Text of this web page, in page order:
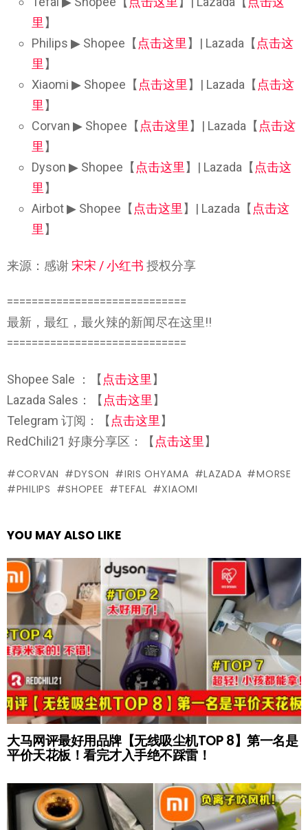
里 】
Philips ▶ Shopee【 点击这里 】| Lazada【 点击这
里 】
Xiaomi ▶ Shopee【 点击这里 】| Lazada【 点击这
里 】
Corvan ▶ Shopee【 点击这里 】| Lazada【 点击这
里 】
Dyson ▶ Shopee【 点击这里 】| Lazada【 点击这
里 】
Airbot ▶ Shopee【 点击这里 】| Lazada【 点击这
里 】
来源：感谢宋宋 / 小红书 授权分享
=============================
最新，最红，最火辣的新闻尽在这里!!
=============================
Shopee Sale ：【点击这里】
Lazada Sales：【点击这里】
Telegram 订阅：【点击这里】
RedChili21 好康分享区：【点击这里】
CORVAN DYSON IRIS OHYAMA LAZADA
MORSE
PHILIPS
SHOPEE TEFAL XIAOMI
YOU MAY ALSO LIKE
大马网评最好用品牌【无线吸尘机TOP 8】第一名是
平价天花板！看完才入手绝不踩雷！